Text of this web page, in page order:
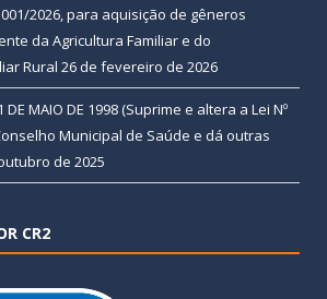
2026, para aquisição de gêneros
da Agricultura Familiar e do
Rural 26 de fevereiro de 2026
DE MAIO DE 1998 (Suprime e altera a Lei Nº
Municipal de Saúde e dá outras
de 2025
CR2